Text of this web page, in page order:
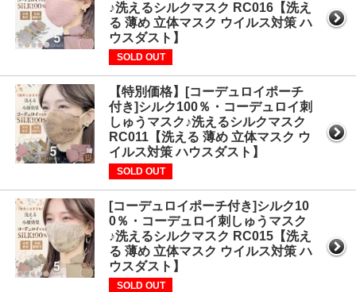
♪洗えるシルクマスク RC016【洗え
る 薄め 立体マスク ウイルス対策 ハ
ウスダスト】
SOLD OUT
【特別価格】[コーデュロイポーチ
付き]シルク100％・コーデュロイ刺
しゅうマスク♪洗えるシルクマスク
RC011【洗える 薄め 立体マスク ウ
イルス対策 ハウスダスト】
SOLD OUT
[コーデュロイポーチ付き]シルク10
0％・コーデュロイ刺しゅうマスク
♪洗えるシルクマスク RC015【洗え
る 薄め 立体マスク ウイルス対策 ハ
ウスダスト】
SOLD OUT